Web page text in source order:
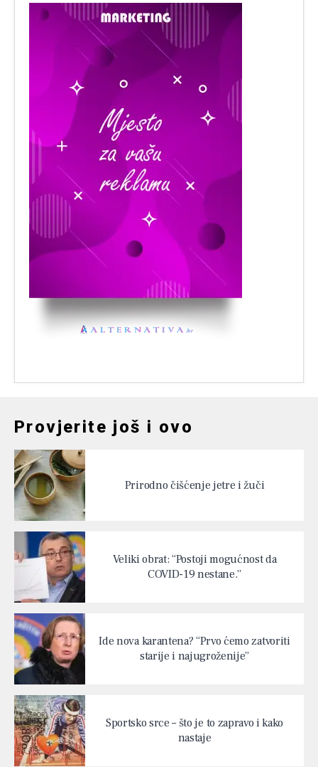
Provjerite još i ovo
Prirodno čišćenje jetre i žuči
Veliki obrat: “Postoji mogućnost da
COVID-19 nestane.”
Ide nova karantena? “Prvo ćemo zatvoriti
starije i najugroženije”
Sportsko srce – što je to zapravo i kako
nastaje